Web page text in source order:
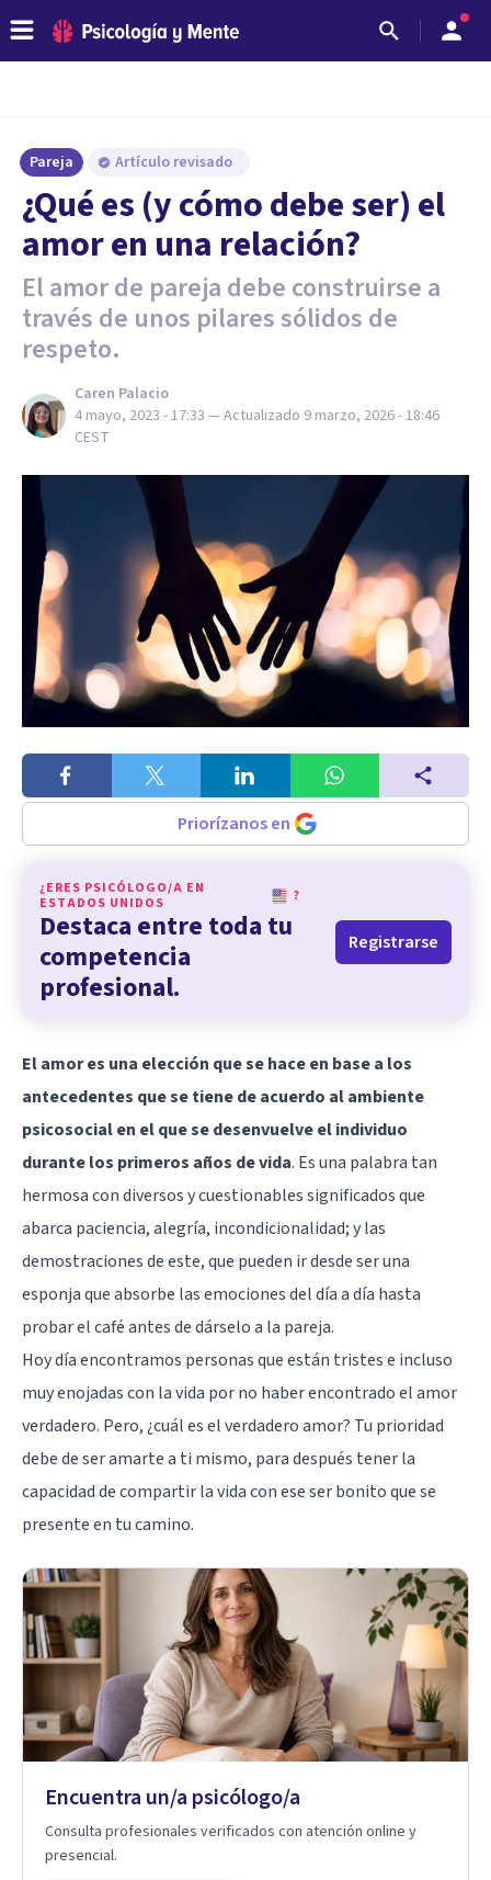
Pareja Artículo revisado
¿Qué es (y cómo debe ser) el
amor en una relación?
El amor de pareja debe construirse a
través de unos pilares sólidos de
respeto.
Caren Palacio
4 mayo, 2023 - 17:33 — Actualizado 9 marzo, 2026 - 18:46
CEST
Priorízanos en
¿ERES PSICÓLOGO/A EN
ESTADOS UNIDOS
?
Destaca entre toda tu
competencia
profesional.
Registrarse
El amor es una elección que se hace en base a los
antecedentes que se tiene de acuerdo al ambiente
psicosocial en el que se desenvuelve el individuo
durante los primeros años de vida. Es una palabra tan
hermosa con diversos y cuestionables significados que
abarca paciencia, alegría, incondicionalidad; y las
demostraciones de este, que pueden ir desde ser una
esponja que absorbe las emociones del día a día hasta
probar el café antes de dárselo a la pareja.
Hoy día encontramos personas que están tristes e incluso
muy enojadas con la vida por no haber encontrado el amor
verdadero. Pero, ¿cuál es el verdadero amor? Tu prioridad
debe de ser amarte a ti mismo, para después tener la
capacidad de compartir la vida con ese ser bonito que se
presente en tu camino.
Encuentra un/a psicólogo/a
Consulta profesionales verificados con atención online y
presencial.